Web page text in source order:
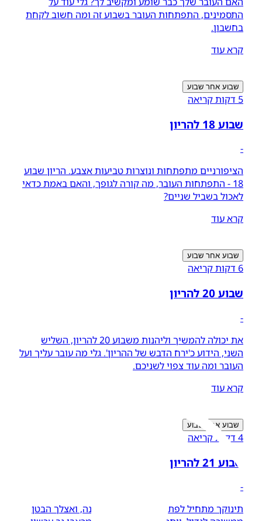
התסמינים, התפתחות העובר בשבוע זה ומה חשוב לקחת
בחשבון.
קרא עוד
שבוע אחר שבוע
5 דקות קריאה
שבוע 18 להריון
-
הציפורניים מתפתחות ונוצרות טביעות אצבע. הריון שבוע
18 - התפתחות העובר, מה קורה לגופך, והאם באמת כדאי
לאכול בשביל שניים?
קרא עוד
שבוע אחר שבוע
6 דקות קריאה
שבוע 20 להריון
-
את יכולה להמשיך וליהנות משבוע 20 להריון, השליש
השני, הידוע כ'ירח הדבש של ההריון'. גלי מה עובר עליך ועל
העובר ומה עוד צפוי לשניכם.
קרא עוד
שבוע אחר שבוע
4 דקות קריאה
שבוע 21 להריון
-
תינוקך מתחיל לפתח דפוס קבוע של שינה, ואצלך הבטן